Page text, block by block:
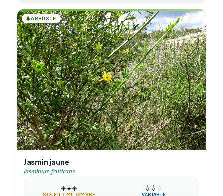
🌲ARBUSTE
Jasmin jaune
Jasminum fruticans
☀️☀️☀️
SOLEIL / MI-OMBRE
💧 💧 💧
VARIABLE